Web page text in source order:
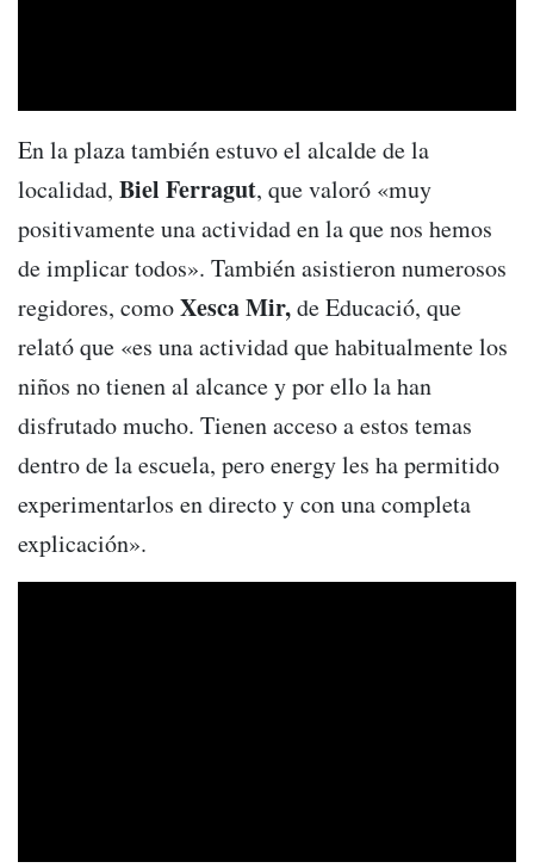
En la plaza también estuvo el alcalde de la
localidad, Biel Ferragut, que valoró «muy
positivamente una actividad en la que nos hemos
de implicar todos». También asistieron numerosos
regidores, comoXesca Mir,de Educació, que
relató que «es una actividad que habitualmente los
niños no tienen al alcance y por ello la han
disfrutado mucho. Tienen acceso a estos temas
dentro de la escuela, pero energy les ha permitido
experimentarlos en directo y con una completa
explicación».